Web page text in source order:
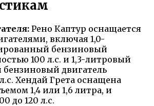
Рено Каптур оснащается
включая 1,0-
бензиновый
100 л.с. и 1,3-литровый
двигатель
Хендай Грета оснащена
1,4 или 1,6 литра, и
до 120 л.с.